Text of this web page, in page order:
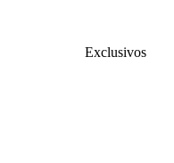
Exclusivos